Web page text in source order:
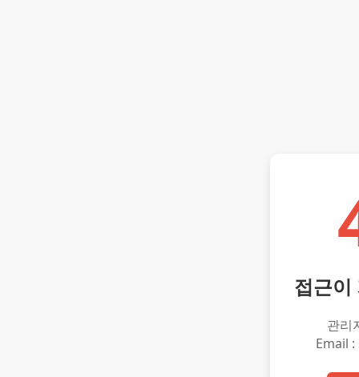
접근이
관리
Email